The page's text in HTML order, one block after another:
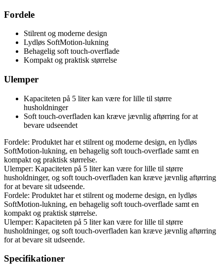
Fordele
Stilrent og moderne design
Lydløs SoftMotion-lukning
Behagelig soft touch-overflade
Kompakt og praktisk størrelse
Ulemper
Kapaciteten på 5 liter kan være for lille til større
husholdninger
Soft touch-overfladen kan kræve jævnlig aftørring for at
bevare udseendet
Fordele: Produktet har et stilrent og moderne design, en lydløs
SoftMotion-lukning, en behagelig soft touch-overflade samt en
kompakt og praktisk størrelse.
Ulemper: Kapaciteten på 5 liter kan være for lille til større
husholdninger, og soft touch-overfladen kan kræve jævnlig aftørring
for at bevare sit udseende.
Fordele: Produktet har et stilrent og moderne design, en lydløs
SoftMotion-lukning, en behagelig soft touch-overflade samt en
kompakt og praktisk størrelse.
Ulemper: Kapaciteten på 5 liter kan være for lille til større
husholdninger, og soft touch-overfladen kan kræve jævnlig aftørring
for at bevare sit udseende.
Specifikationer